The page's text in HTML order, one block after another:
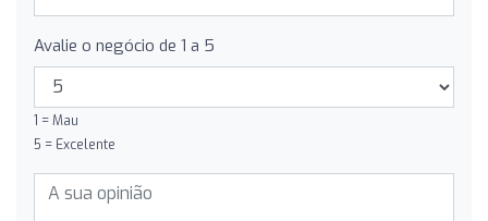
Avalie o negócio de 1 a 5
1 = Mau
5 = Excelente